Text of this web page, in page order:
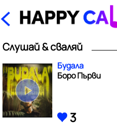
Слушай & сваляй
Будала
Боро Първи
3